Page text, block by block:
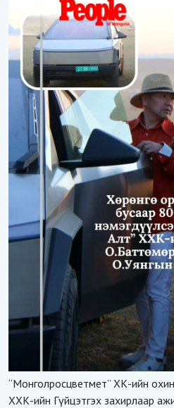
“Монголросцветмет” ХК-ийн
ХХК-ийн Гүйцэтгэх захирлаар